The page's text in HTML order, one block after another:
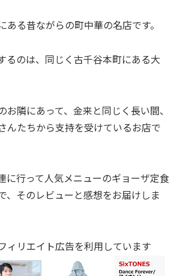
ある昔ながらの町中華の名店です。
るのは、同じく古千谷本町にある大
お隣にあって、金来と同じく長い間、
んたちから支持を受けているお店で
に行って人気メニューのギョーザ定食
、そのレビューと感想をお届けしま
ィリエイト広告を利用しています